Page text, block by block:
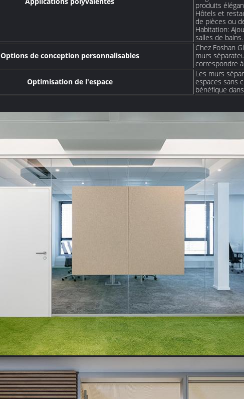
produits
Hôtels et
de pièces ou
Habitation:
salles de bains.
Options de conception personnalisables
Chez Foshan
murs
correspondre
Optimisation de l'espace
Les murs
espaces sans
bénéfique